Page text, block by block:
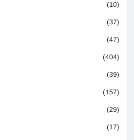
(10)
(37)
(47)
(404)
(39)
(157)
(29)
(17)